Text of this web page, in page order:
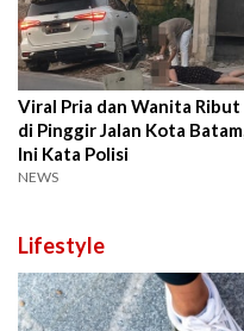
Viral Pria dan Wanita Ribut
di Pinggir Jalan Kota Batam,
Ini Kata Polisi
NEWS
Lifestyle